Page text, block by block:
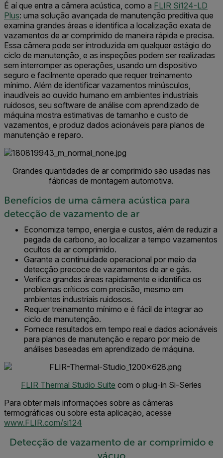
É aí que entra a câmera acústica, como a FLIR Si124-LD
Plus: uma solução avançada de manutenção preditiva que
examina grandes áreas e identifica a localização exata de
vazamentos de ar comprimido de maneira rápida e precisa.
Essa câmera pode ser introduzida em qualquer estágio do
ciclo de manutenção, e as inspeções podem ser realizadas
sem interromper as operações, usando um dispositivo
seguro e facilmente operado que requer treinamento
mínimo. Além de identificar vazamentos minúsculos,
inaudíveis ao ouvido humano em ambientes industriais
ruidosos, seu software de análise com aprendizado de
máquina mostra estimativas de tamanho e custo de
vazamentos, e produz dados acionáveis para planos de
manutenção e reparo.
Grandes quantidades de ar comprimido são usadas nas
fábricas de montagem automotiva.
Benefícios de uma câmera acústica para
detecção de vazamento de ar
Economiza tempo, energia e custos, além de reduzir a
pegada de carbono, ao localizar a tempo vazamentos
ocultos de ar comprimido.
Garante a continuidade operacional por meio da
detecção precoce de vazamentos de ar e gás.
Verifica grandes áreas rapidamente e identifica os
problemas críticos com precisão, mesmo em
ambientes industriais ruidosos.
Requer treinamento mínimo e é fácil de integrar ao
ciclo de manutenção.
Fornece resultados em tempo real e dados acionáveis
para planos de manutenção e reparo por meio de
análises baseadas em aprendizado de máquina.
FLIR Thermal Studio Suite com o plug-in Si-Series
Para obter mais informações sobre as câmeras
termográficas ou sobre esta aplicação, acesse
www.FLIR.com/si124
Detecção de vazamento de ar comprimido e
vácuo